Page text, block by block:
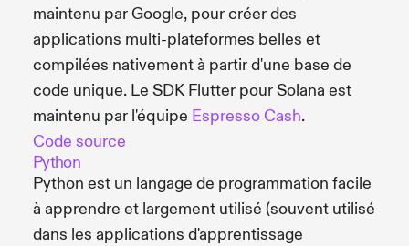
maintenu par Google, pour créer des
applications multi-plateformes belles et
compilées nativement à partir d'une base de
code unique. Le SDK Flutter pour Solana est
maintenu par l'équipe Espresso Cash.
Code source
Python
Python est un langage de programmation facile
à apprendre et largement utilisé (souvent utilisé
dans les applications d'apprentissage